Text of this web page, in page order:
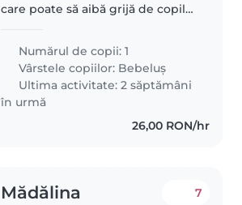
care poate să aibă grijă de copilul
confortabil cu animalele de
companie. Copilul nostru este..
Numărul de copii: 1
Vârstele copiilor: Bebeluș
Ultima activitate: 2 săptămâni
în urmă
26,00 RON/hr
Mădălina 7